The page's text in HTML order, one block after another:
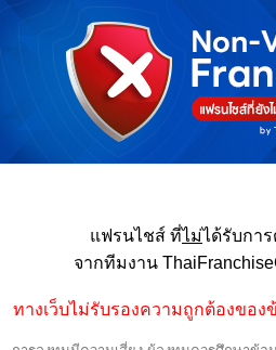
แฟรนไชส์ ที่ไม่ได้รับกา
จากทีมงาน
ทางเว็บไม่รับรองความถูกต้องของ